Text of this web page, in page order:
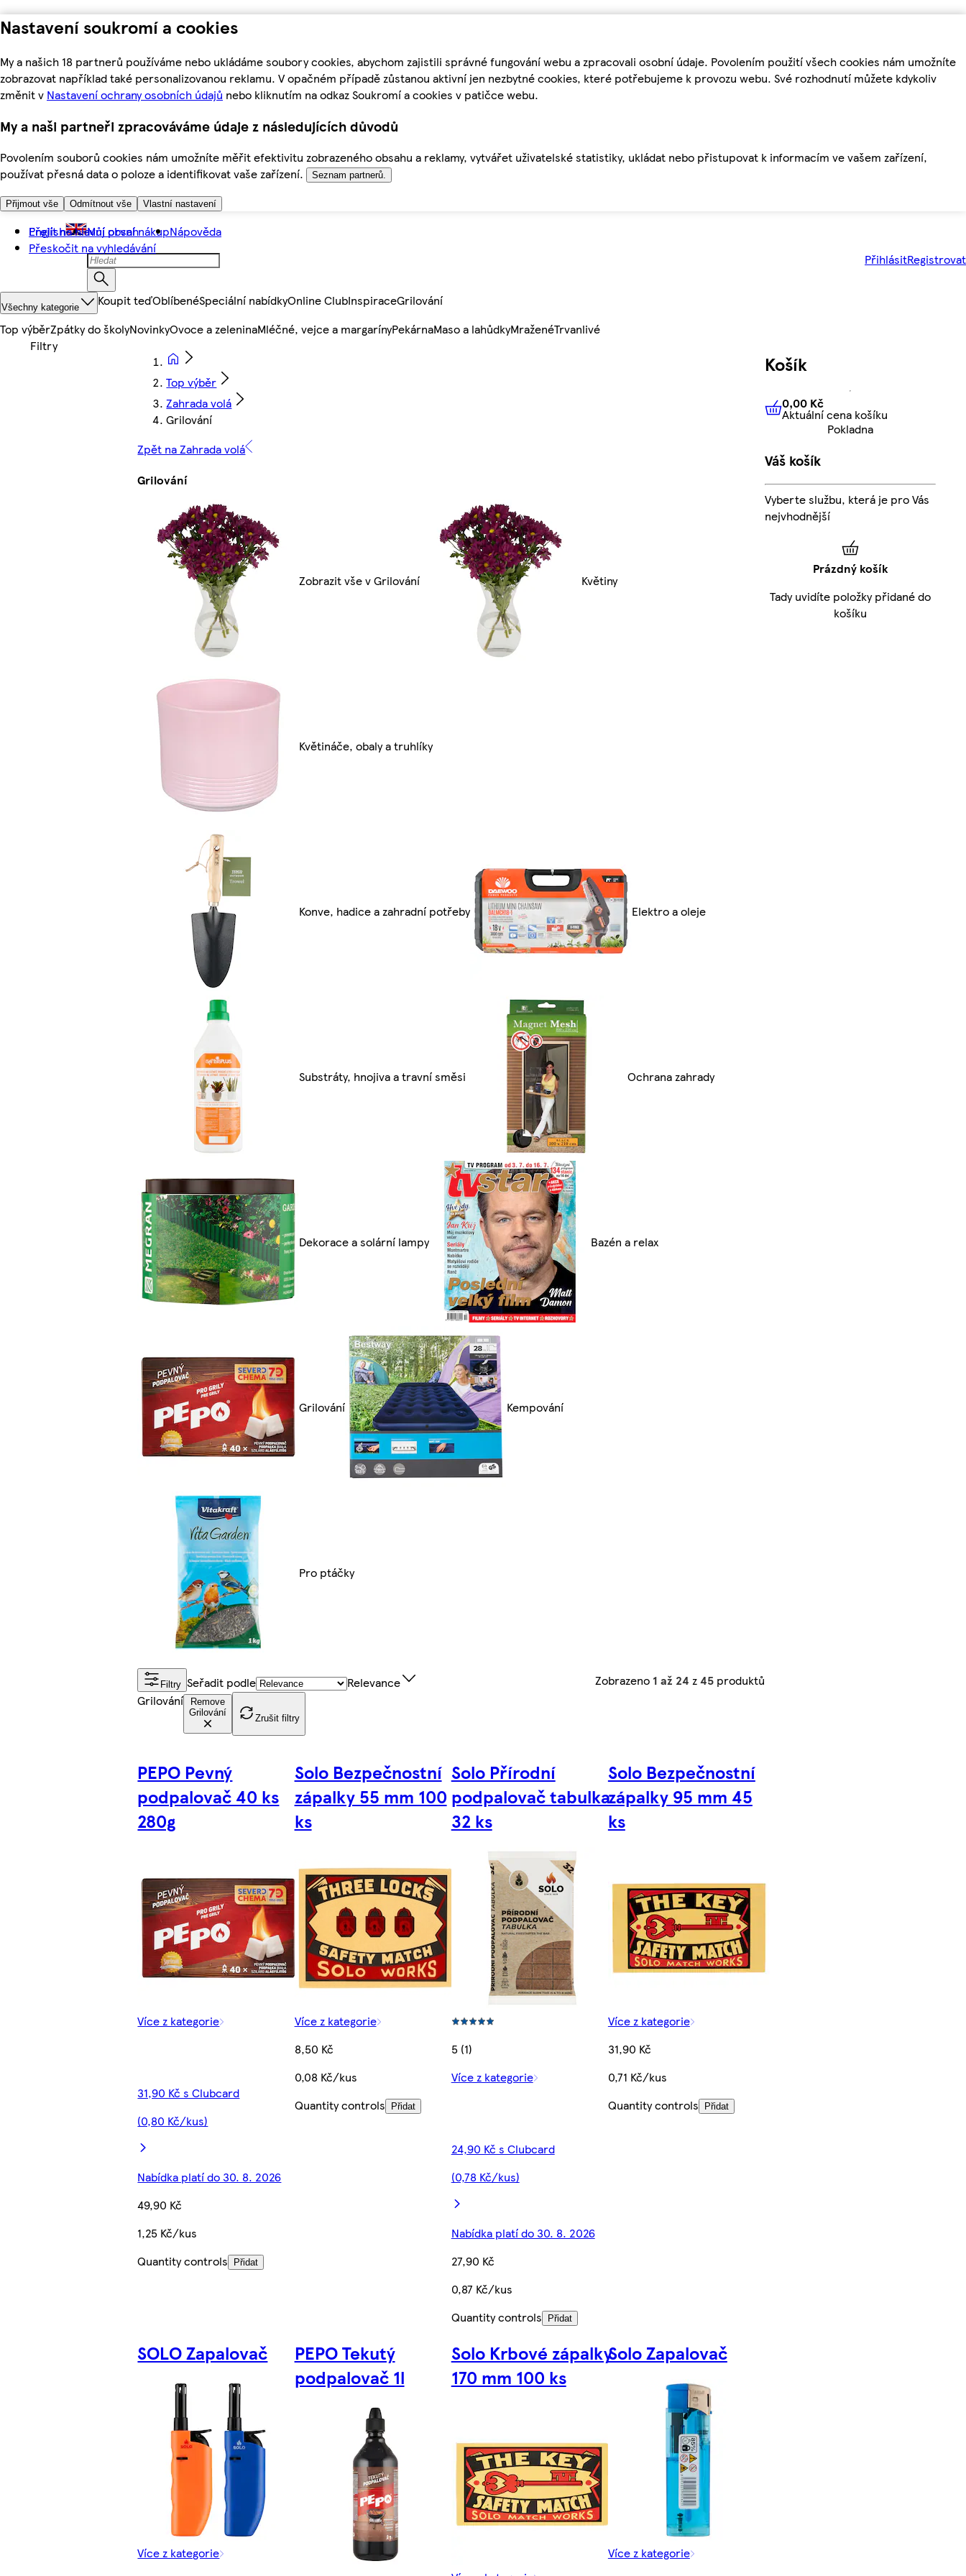
Nastavení soukromí a cookies
My a našich 18 partnerů používáme nebo ukládáme soubory cookies, abychom zajistili správné fungování webu a zpracovali osobní údaje. Povolením použití všech cookies nám umožníte
zobrazovat například také personalizovanou reklamu. V opačném případě zůstanou aktivní jen nezbytné cookies, které potřebujeme k provozu webu. Své rozhodnutí můžete kdykoliv
změnit v Nastavení ochrany osobních údajů nebo kliknutím na odkaz Soukromí a cookies v patičce webu.
My a naši partneři zpracováváme údaje z následujících důvodů
Povolením souborů cookies nám umožníte měřit efektivitu zobrazeného obsahu a reklamy, vytvářet uživatelské statistiky, ukládat nebo přistupovat k informacím ve vašem zařízení,
používat přesná data o poloze a identifikovat vaše zařízení.
Seznam partnerů.
Přijmout vše Odmítnout vše Vlastní nastavení
Přejít na hlavní obsah
Přeskočit na vyhledávání
English Můj první nákupNápověda
PřihlásitRegistrovat
Všechny kategorie Koupit teďOblíbenéSpeciální nabídkyOnline ClubInspiraceGrilování
Top výběrZpátky do školyNovinkyOvoce a zeleninaMléčné, vejce a margarínyPekárnaMaso a lahůdkyMraženéTrvanlivé
Top výběr
Zahrada volá
Grilování
Zpět na Zahrada volá
Grilování
Zobrazit vše v Grilování Květiny
Květináče, obaly a truhlíky
Konve, hadice a zahradní potřeby Elektro a oleje
Substráty, hnojiva a travní směsi Ochrana zahrady
Dekorace a solární lampy Bazén a relax
Grilování Kempování
Pro ptáčky
Filtry Seřadit podle Relevance Zobrazeno 1 až 24 z45 produktů
Grilování
Remove
Grilování
Zrušit filtry
PEPO Pevný
podpalovač 40 ks
280g
Více z kategorie
31,90 Kč s Clubcard
(0,80 Kč/kus)
Nabídka platí do 30. 8. 2026
49,90 Kč
1,25 Kč/kus
Quantity controls
Přidat
Solo Bezpečnostní
zápalky 55 mm 100
ks
Více z kategorie
8,50 Kč
0,08 Kč/kus
Quantity controls
Přidat
Solo Přírodní
podpalovač tabulka
32 ks
5 (1)
Více z kategorie
24,90 Kč s Clubcard
(0,78 Kč/kus)
Nabídka platí do 30. 8. 2026
27,90 Kč
0,87 Kč/kus
Quantity controls
Přidat
Solo Bezpečnostní
zápalky 95 mm 45
ks
Více z kategorie
31,90 Kč
0,71 Kč/kus
Quantity controls
Přidat
SOLO Zapalovač
Více z kategorie
PEPO Tekutý
podpalovač 1l
Solo Krbové zápalky
170 mm 100 ks
Solo Zapalovač
Více z kategorie
Košík
0,00 KčAktuální cena košíku
0,00 Kč
Aktuální cena košíku
Pokladna
Váš košík
Vyberte službu, která je pro Vás
nejvhodnější
Prázdný košík
Tady uvidíte položky přidané do
košíku